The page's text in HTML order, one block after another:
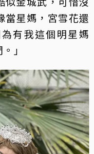
當星媽，宮雪花還
有我這個明星媽
」